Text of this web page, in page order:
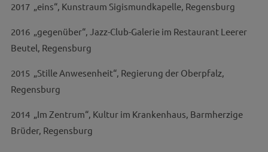
2017 „eins“, Kunstraum Sigismundkapelle, Regensburg
2016 „gegenüber“, Jazz-Club-Galerie im Restaurant Leerer
Beutel, Regensburg
2015 „Stille Anwesenheit“, Regierung der Oberpfalz,
Regensburg
2014 „Im Zentrum“, Kultur im Krankenhaus, Barmherzige
Brüder, Regensburg